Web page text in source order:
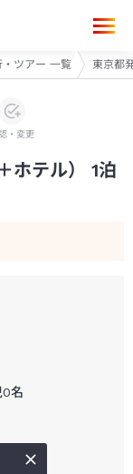
ツアー 一覧 東京都
・変更
ホテル） 1泊
0名